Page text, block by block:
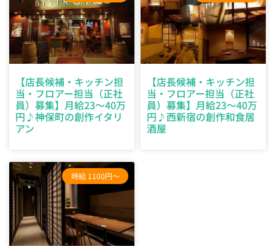
【店長候補・キッチン担
当・フロアー担当（正社
員）募集】月給23〜40万
円♪神保町の創作イタリ
アン
【店長候補・キッチン担
当・フロアー担当（正社
員）募集】月給23〜40万
円♪西新宿の創作和食居
酒屋
時給 1100円～